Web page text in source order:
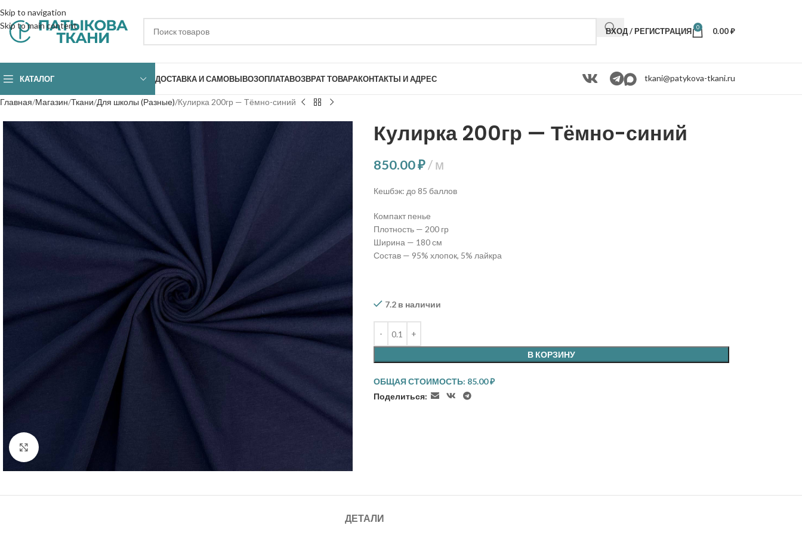
Skip to navigation
Skip to main content
ВХОД / РЕГИСТРАЦИЯ 0 0.00₽
КАТАЛОГ ДОСТАВКА И САМОВЫВОЗОПЛАТАВОЗВРАТ ТОВАРАКОНТАКТЫ И АДРЕС tkani@patykova-tkani.ru
Главная Магазин Ткани Для школы (Разные) Кулирка 200гр — Тёмно-синий
Нажмите, чтобы увеличить
Кулирка 200гр — Тёмно-синий
850.00₽ м
Кешбэк: до 85 баллов
Компакт пенье
Плотность — 200 гр
Ширина — 180 см
Состав — 95% хлопок, 5% лайкра
7.2 в наличии
В КОРЗИНУ
ОБЩАЯ СТОИМОСТЬ: 85.00₽
Поделиться:
ДЕТАЛИ